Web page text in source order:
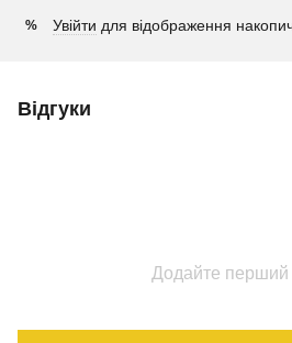
% Увійти для відображення
Відгуки
Додайте перший